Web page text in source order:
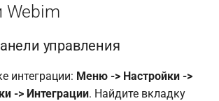
Webim
управления
интеграции: Меню -> Настройки ->
-> Интеграции. Найдите вкладку